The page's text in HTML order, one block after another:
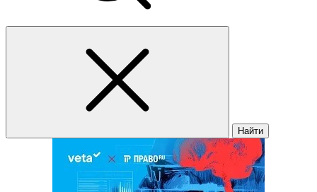
Найти